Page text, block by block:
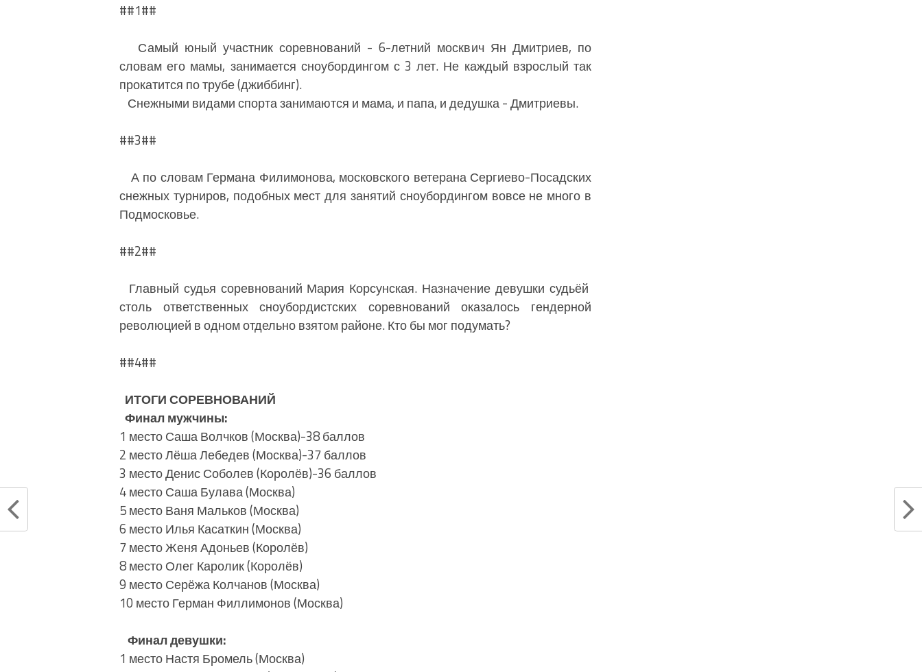
##1##
Самый юный участник соревнований - 6-летний москвич Ян Дмитриев, по
словам его мамы, занимается сноубордингом с 3 лет. Не каждый взрослый так
прокатится по трубе (джиббинг).
Снежными видами спорта занимаются и мама, и папа, и дедушка - Дмитриевы.
##3##
А по словам Германа Филимонова, московского ветерана Сергиево-Посадских
снежных турниров, подобных мест для занятий сноубордингом вовсе не много в
Подмосковье.
##2##
Главный судья соревнований Мария Корсунская. Назначение девушки судьёй
столь ответственных сноубордистских соревнований оказалось гендерной
революцией в одном отдельно взятом районе. Кто бы мог подумать?
##4##
ИТОГИ СОРЕВНОВАНИЙ
Финал мужчины:
1 место Саша Волчков (Москва)-38 баллов
2 место Лёша Лебедев (Москва)-37 баллов
3 место Денис Соболев (Королёв)-36 баллов
4 место Саша Булава (Москва)
5 место Ваня Мальков (Москва)
6 место Илья Касаткин (Москва)
7 место Женя Адоньев (Королёв)
8 место Олег Каролик (Королёв)
9 место Серёжа Колчанов (Москва)
10 место Герман Филлимонов (Москва)
Финал девушки:
1 место Настя Бромель (Москва)